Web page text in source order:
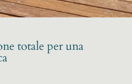
totale per una